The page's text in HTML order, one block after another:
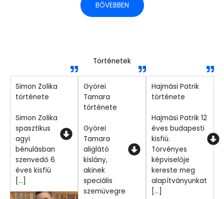
BŐVEBBEN
Történetek
Simon Zolika
története
Simon Zolika
spasztikus
agyi
bénulásban
szenvedő 6
éves kisfiú
[...]
Györei
Tamara
története
Györei
Tamara
aliglátó
kislány,
akinek
speciális
szemüvegre
Hajmási Patrik
története
Hajmási Patrik 12
éves budapesti
kisfiú.
Törvényes
képviselője
kereste meg
alapítványunkat
[...]